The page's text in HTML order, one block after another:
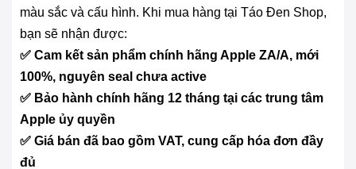
màu sắc và cấu hình. Khi mua hàng tại Táo Đen Shop,
bạn sẽ nhận được:
✅ Cam kết sản phẩm chính hãng Apple ZA/A, mới
100%, nguyên seal chưa active
✅ Bảo hành chính hãng 12 tháng tại các trung tâm
Apple ủy quyền
✅ Giá bán đã bao gồm VAT, cung cấp hóa đơn đầy
đủ